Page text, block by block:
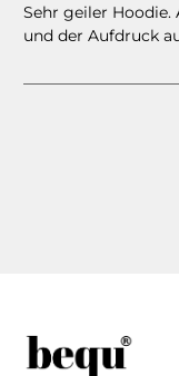
Sehr geiler
und der Aufdruck